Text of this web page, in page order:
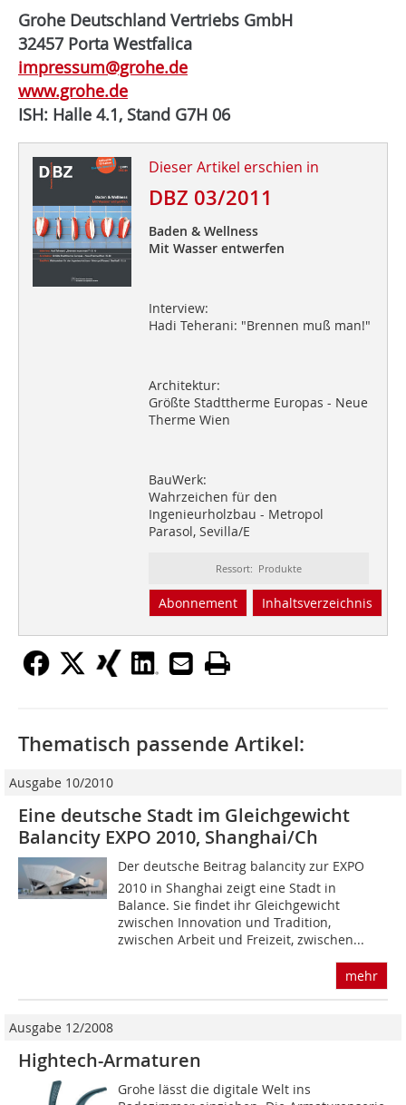
Grohe Deutschland Vertriebs GmbH
32457 Porta Westfalica
impressum@grohe.de
www.grohe.de
ISH: Halle 4.1, Stand G7H 06
Dieser Artikel erschien in
DBZ 03/2011
Baden & Wellness
Mit Wasser entwerfen
Interview:
Hadi Teherani: "Brennen muß man!"
Architektur:
Größte Stadttherme Europas - Neue
Therme Wien
BauWerk:
Wahrzeichen für den
Ingenieurholzbau - Metropol
Parasol, Sevilla/E
Ressort: Produkte
Abonnement Inhaltsverzeichnis
Thematisch passende Artikel:
Ausgabe 10/2010
Eine deutsche Stadt im Gleichgewicht
Balancity EXPO 2010, Shanghai/Ch
Der deutsche Beitrag balancity zur EXPO
2010 in Shanghai zeigt eine Stadt in
Balance. Sie findet ihr Gleichgewicht
zwischen Innovation und Tradition,
zwischen Arbeit und Freizeit, zwischen...
mehr
Ausgabe 12/2008
Hightech-Armaturen
Grohe lässt die digitale Welt ins